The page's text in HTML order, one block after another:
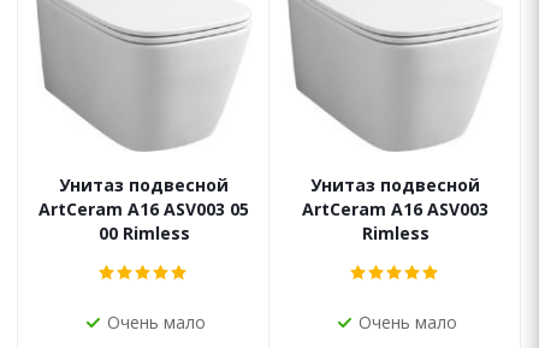
Унитаз подвесной
ArtCeram A16 ASV003 05
00 Rimless
Очень мало
Унитаз подвесной
ArtCeram A16 ASV003
Rimless
Очень мало